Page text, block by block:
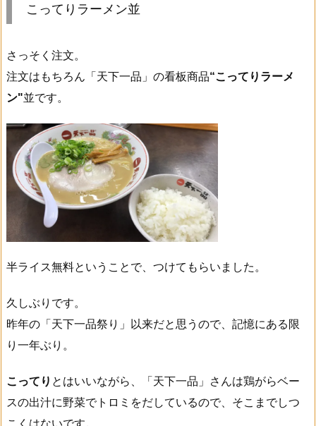
こってりラーメン並
さっそく注文。
注文はもちろん「天下一品」の看板商品“こってりラーメ
ン"並です。
半ライス無料ということで、つけてもらいました。
久しぶりです。
昨年の「天下一品祭り」以来だと思うので、記憶にある限
り一年ぶり。
こってり とはいいながら、「天下一品」さんは鶏がらベー
スの出汁に野菜でトロミをだしているので、そこまでしつ
こくはないです。